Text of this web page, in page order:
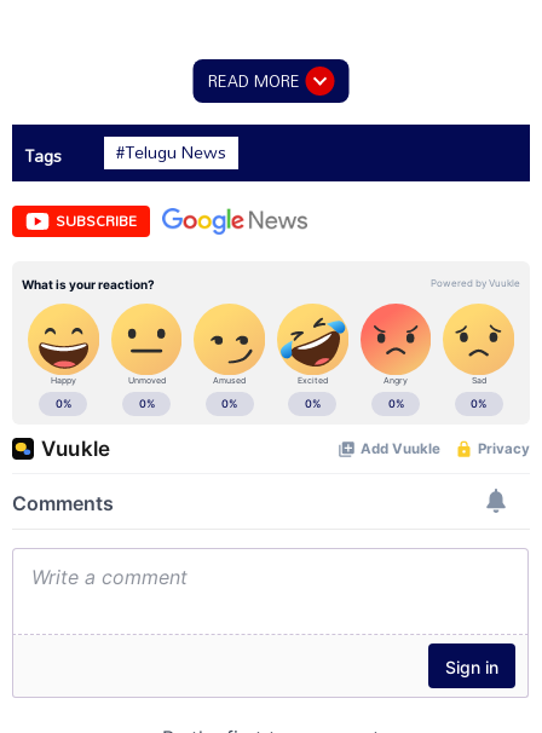
READ MORE
Tags #Telugu News
SUBSCRIBE